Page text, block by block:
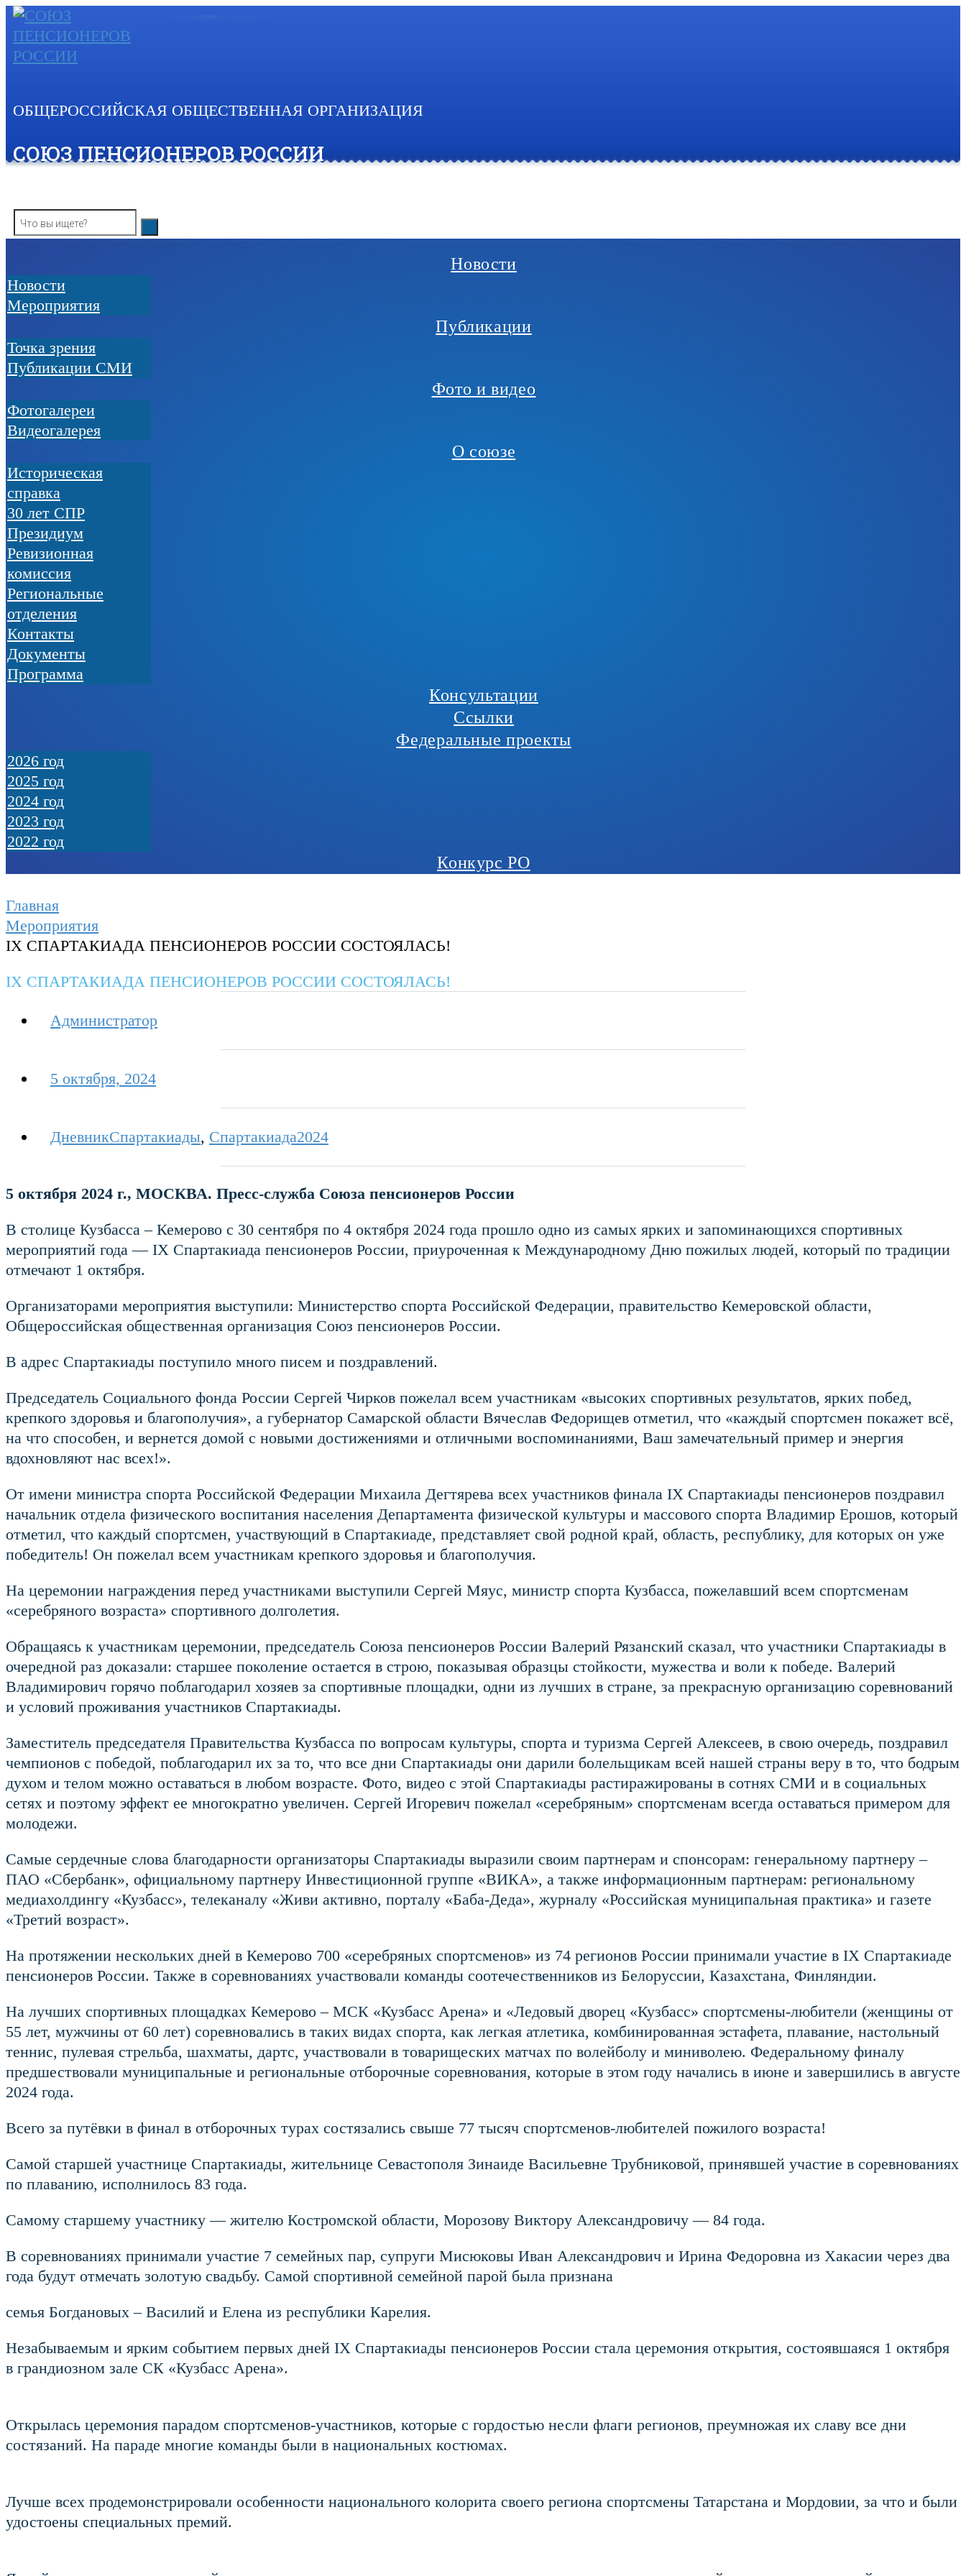
Skip
to
content
ОБЩЕРОССИЙСКАЯ ОБЩЕСТВЕННАЯ ОРГАНИЗАЦИЯ
СОЮЗ ПЕНСИОНЕРОВ РОССИИ
Новости
Новости
Мероприятия
Публикации
Точка зрения
Публикации СМИ
Фото и видео
Фотогалереи
Видеогалерея
О союзе
Историческая
справка
30 лет СПР
Президиум
Ревизионная
комиссия
Региональные
отделения
Контакты
Документы
Программа
Консультации
Ссылки
Федеральные проекты
2026 год
2025 год
2024 год
2023 год
2022 год
Конкурс РО
Главная
Мероприятия
IX СПАРТАКИАДА ПЕНСИОНЕРОВ РОССИИ СОСТОЯЛАСЬ!
IX СПАРТАКИАДА ПЕНСИОНЕРОВ РОССИИ СОСТОЯЛАСЬ!
Администратор
5 октября, 2024
ДневникСпартакиады, Спартакиада2024
5 октября 2024 г., МОСКВА. Пресс-служба Союза пенсионеров России
В столице Кузбасса – Кемерово с 30 сентября по 4 октября 2024 года прошло одно из самых ярких и запоминающихся спортивных
мероприятий года — IX Спартакиада пенсионеров России, приуроченная к Международному Дню пожилых людей, который по традиции
отмечают 1 октября.
Организаторами мероприятия выступили: Министерство спорта Российской Федерации, правительство Кемеровской области,
Общероссийская общественная организация Союз пенсионеров России.
В адрес Спартакиады поступило много писем и поздравлений.
Председатель Социального фонда России Сергей Чирков пожелал всем участникам «высоких спортивных результатов, ярких побед,
крепкого здоровья и благополучия», а губернатор Самарской области Вячеслав Федорищев отметил, что «каждый спортсмен покажет всё,
на что способен, и вернется домой с новыми достижениями и отличными воспоминаниями, Ваш замечательный пример и энергия
вдохновляют нас всех!».
От имени министра спорта Российской Федерации Михаила Дегтярева всех участников финала IX Спартакиады пенсионеров поздравил
начальник отдела физического воспитания населения Департамента физической культуры и массового спорта Владимир Ерошов, который
отметил, что каждый спортсмен, участвующий в Спартакиаде, представляет свой родной край, область, республику, для которых он уже
победитель! Он пожелал всем участникам крепкого здоровья и благополучия.
На церемонии награждения перед участниками выступили Сергей Мяус, министр спорта Кузбасса, пожелавший всем спортсменам
«серебряного возраста» спортивного долголетия.
Обращаясь к участникам церемонии, председатель Союза пенсионеров России Валерий Рязанский сказал, что участники Спартакиады в
очередной раз доказали: старшее поколение остается в строю, показывая образцы стойкости, мужества и воли к победе. Валерий
Владимирович горячо поблагодарил хозяев за спортивные площадки, одни из лучших в стране, за прекрасную организацию соревнований
и условий проживания участников Спартакиады.
Заместитель председателя Правительства Кузбасса по вопросам культуры, спорта и туризма Сергей Алексеев, в свою очередь, поздравил
чемпионов с победой, поблагодарил их за то, что все дни Спартакиады они дарили болельщикам всей нашей страны веру в то, что бодрым
духом и телом можно оставаться в любом возрасте. Фото, видео с этой Спартакиады растиражированы в сотнях СМИ и в социальных
сетях и поэтому эффект ее многократно увеличен. Сергей Игоревич пожелал «серебряным» спортсменам всегда оставаться примером для
молодежи.
Самые сердечные слова благодарности организаторы Спартакиады выразили своим партнерам и спонсорам: генеральному партнеру –
ПАО «Сбербанк», официальному партнеру Инвестиционной группе «ВИКА», а также информационным партнерам: региональному
медиахолдингу «Кузбасс», телеканалу «Живи активно, порталу «Баба-Деда», журналу «Российская муниципальная практика» и газете
«Третий возраст».
На протяжении нескольких дней в Кемерово 700 «серебряных спортсменов» из 74 регионов России принимали участие в IX Спартакиаде
пенсионеров России. Также в соревнованиях участвовали команды соотечественников из Белоруссии, Казахстана, Финляндии.
На лучших спортивных площадках Кемерово – МСК «Кузбасс Арена» и «Ледовый дворец «Кузбасс» спортсмены-любители (женщины от
55 лет, мужчины от 60 лет) соревновались в таких видах спорта, как легкая атлетика, комбинированная эстафета, плавание, настольный
теннис, пулевая стрельба, шахматы, дартс, участвовали в товарищеских матчах по волейболу и миниволею. Федеральному финалу
предшествовали муниципальные и региональные отборочные соревнования, которые в этом году начались в июне и завершились в августе
2024 года.
Всего за путёвки в финал в отборочных турах состязались свыше 77 тысяч спортсменов-любителей пожилого возраста!
Самой старшей участнице Спартакиады, жительнице Севастополя Зинаиде Васильевне Трубниковой, принявшей участие в соревнованиях
по плаванию, исполнилось 83 года.
Самому старшему участнику — жителю Костромской области, Морозову Виктору Александровичу — 84 года.
В соревнованиях принимали участие 7 семейных пар, супруги Мисюковы Иван Александрович и Ирина Федоровна из Хакасии через два
года будут отмечать золотую свадьбу. Самой спортивной семейной парой была признана
семья Богдановых – Василий и Елена из республики Карелия.
Незабываемым и ярким событием первых дней IХ Спартакиады пенсионеров России стала церемония открытия, состоявшаяся 1 октября
в грандиозном зале СК «Кузбасс Арена».
Открылась церемония парадом спортсменов-участников, которые с гордостью несли флаги регионов, преумножая их славу все дни
состязаний. На параде многие команды были в национальных костюмах.
Лучше всех продемонстрировали особенности национального колорита своего региона спортсмены Татарстана и Мордовии, за что и были
удостоены специальных премий.